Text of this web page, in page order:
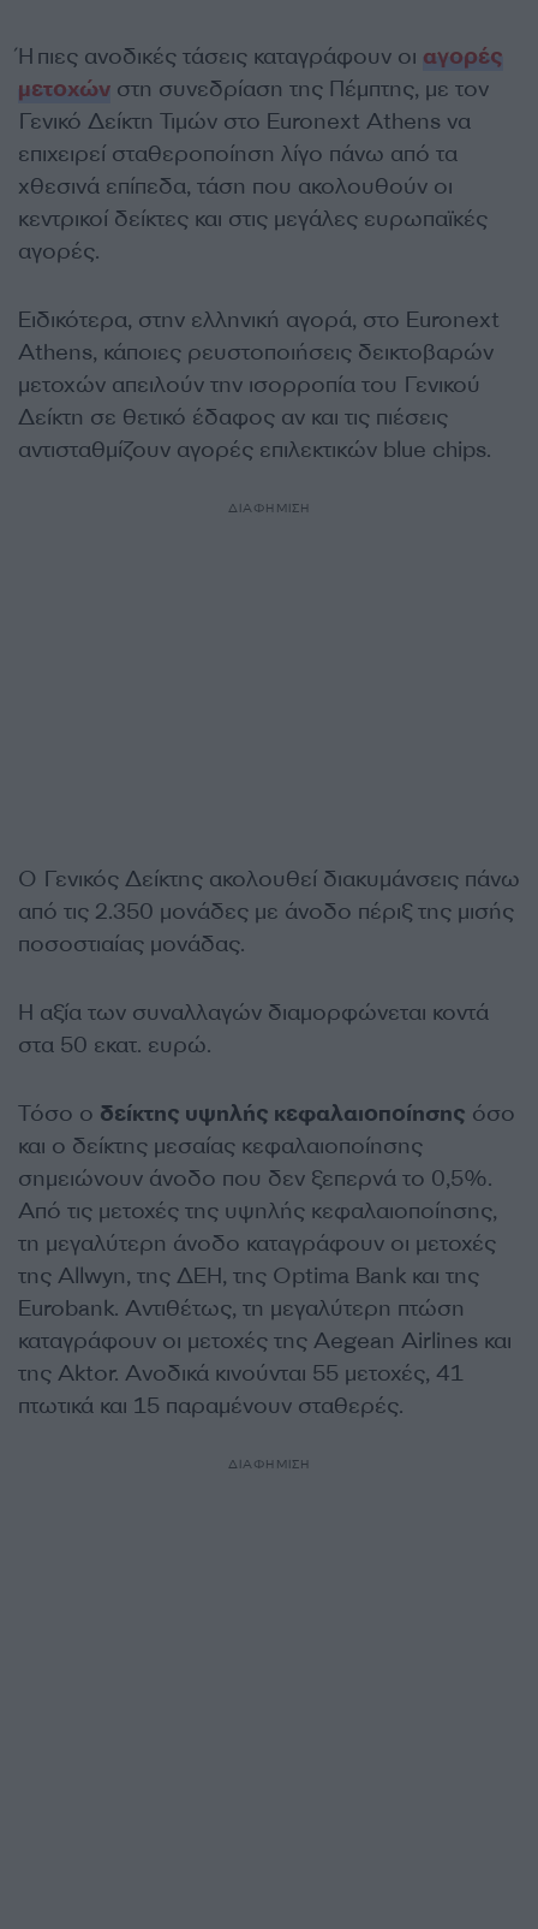
Ήπιες ανοδικές τάσεις καταγράφουν οι αγορές
μετοχών στη συνεδρίαση της Πέμπτης, με τον
Γενικό Δείκτη Τιμών στο Euronext Athens να
επιχειρεί σταθεροποίηση λίγο πάνω από τα
χθεσινά επίπεδα, τάση που ακολουθούν οι
κεντρικοί δείκτες και στις μεγάλες ευρωπαϊκές
αγορές.
Ειδικότερα, στην ελληνική αγορά, στο Euronext
Athens, κάποιες ρευστοποιήσεις δεικτοβαρών
μετοχών απειλούν την ισορροπία του Γενικού
Δείκτη σε θετικό έδαφος αν και τις πιέσεις
αντισταθμίζουν αγορές επιλεκτικών blue chips.
ΔΙΑΦΗΜΙΣΗ
Ο Γενικός Δείκτης ακολουθεί διακυμάνσεις πάνω
από τις 2.350 μονάδες με άνοδο πέριξ της μισής
ποσοστιαίας μονάδας.
Η αξία των συναλλαγών διαμορφώνεται κοντά
στα 50 εκατ. ευρώ.
Τόσο ο δείκτης υψηλής κεφαλαιοποίησης όσο
και ο δείκτης μεσαίας κεφαλαιοποίησης
σημειώνουν άνοδο που δεν ξεπερνά το 0,5%.
Από τις μετοχές της υψηλής κεφαλαιοποίησης,
τη μεγαλύτερη άνοδο καταγράφουν οι μετοχές
της Allwyn, της ΔΕΗ, της Optima Bank και της
Eurobank. Αντιθέτως, τη μεγαλύτερη πτώση
καταγράφουν οι μετοχές της Aegean Airlines και
της Aktor. Ανοδικά κινούνται 55 μετοχές, 41
πτωτικά και 15 παραμένουν σταθερές.
ΔΙΑΦΗΜΙΣΗ